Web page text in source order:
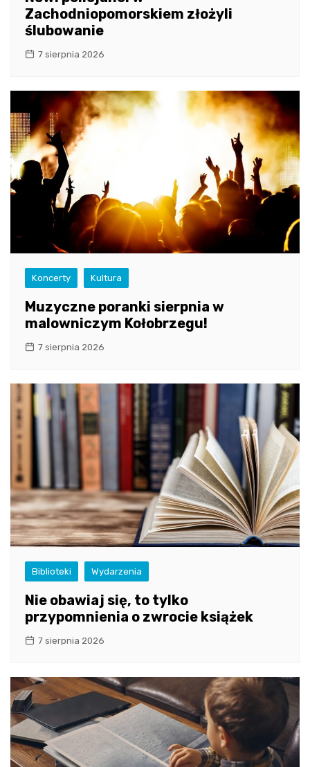
Zachodniopomorskiem złożyli
ślubowanie
7 sierpnia 2026
Koncerty Kultura
Muzyczne poranki sierpnia w
malowniczym Kołobrzegu!
7 sierpnia 2026
Biblioteki Wydarzenia
Nie obawiaj się, to tylko
przypomnienia o zwrocie książek
7 sierpnia 2026